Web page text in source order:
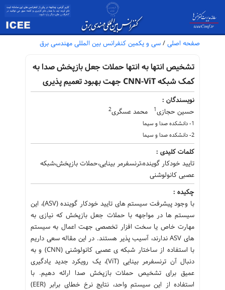
صفحه اصلی / سی و یکمین کنفرانس بین المللی مهندسی برق
تشخیص انتها به انتها حملات جعل بازپخش صدا به
کمک شبکه CNN-ViT جهت بهبود تعمیم پذیری
نویسندگان :
حسین حجازی1 محمد عسگری2
1- دانشکده صدا و سیما
2- دانشکده صدا و سیما
کلمات کلیدی :
تایید خودکار گوینده،ترنسفرمر بینایی،حملات بازپخش،شبکه
عصبی کانولوشنی
چکیده :
با وجود پیشرفت سیستم های تایید خودکار گوینده (ASV)، این
سیستم ها در مواجهه با حملات جعل بازپخش که نیازی به
مهارت خاص یا سخت افزار تخصصی جهت اعمال به سیستم
های ASV ندارند، آسیب پذیر هستند. در این مقاله سعی داریم
با استفاده از ساختار شبکه ی عصبی کانولوشنی (CNN) و به
دنبال آن ترنسفرمر بینایی (ViT)، یک رویکرد جدید یادگیری
عمیق برای تشخیص حملات بازپخش صدا ارائه دهیم. با
استفاده از این سیستم واحد، نتایج نرخ خطای برابر (EER)